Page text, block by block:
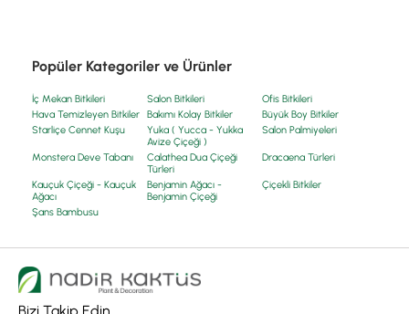
Popüler Kategoriler ve Ürünler
İç Mekan Bitkileri Salon Bitkileri
Ofis Bitkileri
Hava Temizleyen Bitkiler
Bakımı Kolay Bitkiler
Büyük Boy Bitkiler
Starliçe Cennet Kuşu
Yuka ( Yucca - Yukka
Avize Çiçeği )
Salon Palmiyeleri
Monstera Deve Tabanı
Calathea Dua Çiçeği
Türleri
Dracaena Türleri
Kauçuk Çiçeği - Kauçuk
Ağacı
Benjamin Ağacı -
Benjamin Çiçeği
Çiçekli Bitkiler
Şans Bambusu